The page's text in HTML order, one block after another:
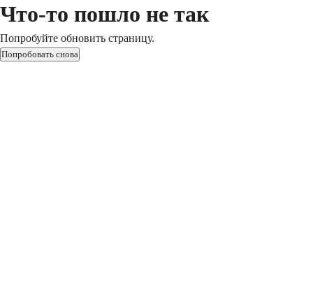
Что-то пошло не так
Попробуйте обновить страницу.
Попробовать снова